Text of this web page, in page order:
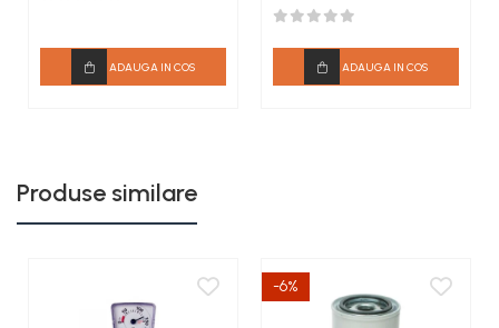
ADAUGA IN COS ADAUGA IN COS
Produse similare
-6%